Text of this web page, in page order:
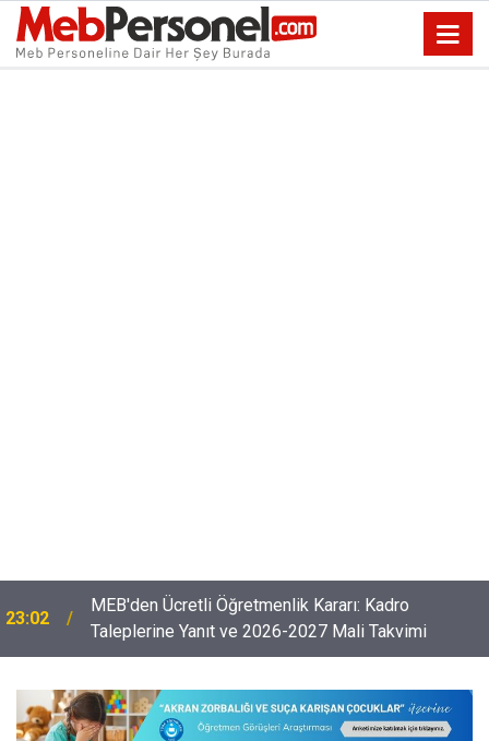
22:32
Öğretmenlerin Özür Grubu İller Arası Muhtemel İl
Emri Atama Tarihleri